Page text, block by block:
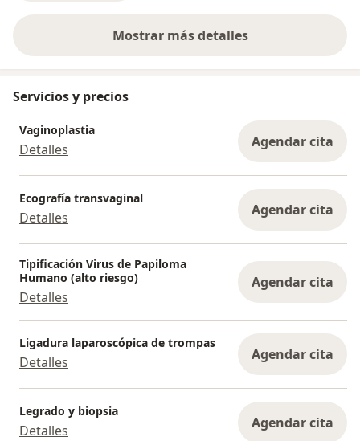
Mostrar más detalles
sobre la experiencia
Servicios y precios
Vaginoplastia
Detalles Agendar cita
Ecografía transvaginal
Detalles Agendar cita
Tipificación Virus de Papiloma
Humano (alto riesgo)
Detalles
Agendar cita
Ligadura laparoscópica de trompas
Detalles Agendar cita
Legrado y biopsia
Detalles Agendar cita